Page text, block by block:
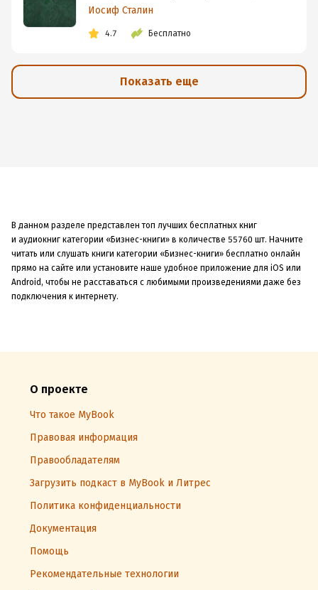
Иосиф Сталин
4.7 Бесплатно
Показать еще
В данном разделе представлен топ лучших бесплатных книг
и аудиокниг категории «Бизнес-книги» в количестве 55760 шт. Начните
читать или слушать книги категории «Бизнес-книги» бесплатно онлайн
прямо на сайте или установите наше удобное приложение для iOS или
Android, чтобы не расставаться с любимыми произведениями даже без
подключения к интернету.
О проекте
Что такое MyBook
Правовая информация
Правообладателям
Загрузить подкаст в MyBook и Литрес
Политика конфиденциальности
Документация
Помощь
Рекомендательные технологии